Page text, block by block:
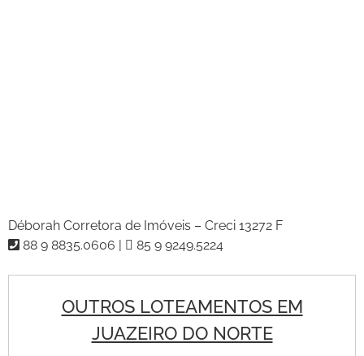
Déborah Corretora de Imóveis – Creci 13272 F
88 9 8835.0606 |
85 9 9249.5224
OUTROS LOTEAMENTOS EM
JUAZEIRO DO NORTE